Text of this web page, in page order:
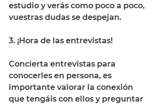
estudio y verás como poco a poco,
vuestras dudas se despejan.
3. ¡Hora de las entrevistas!
Concierta entrevistas para
conocerles en persona, es
importante valorar la conexión
que tengáis con ellos y preguntar